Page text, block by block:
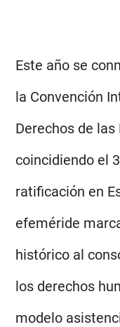
Este año se
la Convención
Derechos de
coincidiendo el
ratificación en
efeméride
histórico al
los derechos
modelo